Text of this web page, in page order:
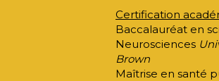
Certification
Baccalauréat en
Neurosciences
Brown
Maîtrise en santé